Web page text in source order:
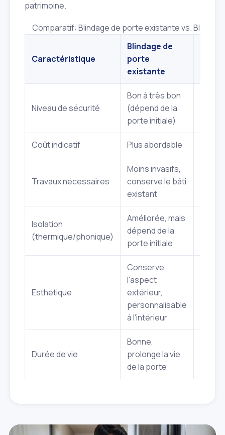
patrimoine.
Comparatif: Blindage de porte existante vs.
Caractéristique
Blindage de
porte
existante
Niveau de sécurité
Bon à très bon
(dépend de la
porte initiale)
Coût indicatif Plus abordable
Travaux nécessaires
Moins invasifs,
conserve le bâti
existant
Isolation
(thermique/phonique)
Améliorée, mais
dépend de la
porte initiale
Esthétique
Conserve
l'aspect
extérieur,
personnalisable
à l'intérieur
Durée de vie
Bonne,
prolonge la vie
de la porte